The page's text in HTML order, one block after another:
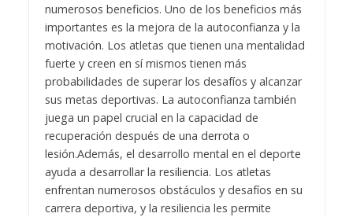
numerosos beneficios. Uno de los beneficios más
importantes es la mejora de la autoconfianza y la
motivación. Los atletas que tienen una mentalidad
fuerte y creen en sí mismos tienen más
probabilidades de superar los desafíos y alcanzar
sus metas deportivas. La autoconfianza también
juega un papel crucial en la capacidad de
recuperación después de una derrota o
lesión.Además, el desarrollo mental en el deporte
ayuda a desarrollar la resiliencia. Los atletas
enfrentan numerosos obstáculos y desafíos en su
carrera deportiva, y la resiliencia les permite